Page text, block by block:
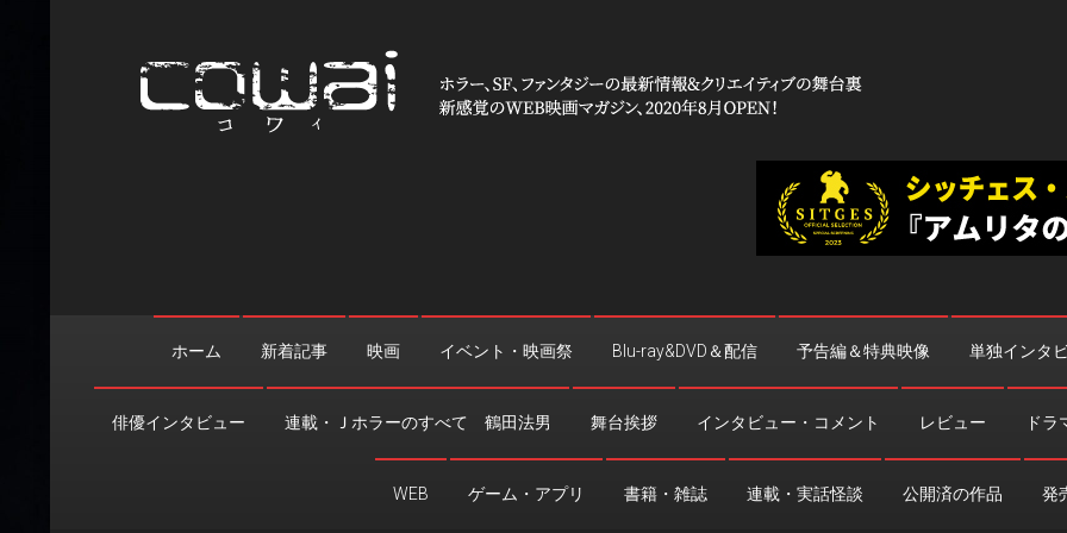
ホーム 新着記事 映画 イベント・映画祭 Blu-ray&DVD＆配信 予告編＆特典映像 単独インタ
俳優インタビュー 連載・Ｊホラーのすべて 鶴田法男 舞台挨拶 インタビュー・コメント レビュー ドラ
WEB ゲーム・アプリ 書籍・雑誌 連載・実話怪談 公開済の作品 発